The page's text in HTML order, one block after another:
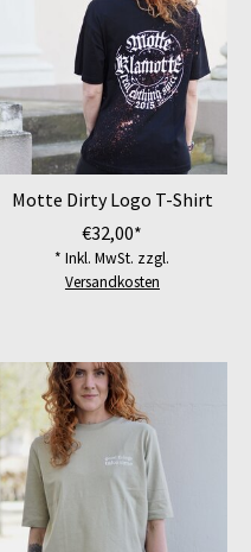
Motte Dirty Logo T-Shirt
€32,00*
* Inkl. MwSt. zzgl.
Versandkosten